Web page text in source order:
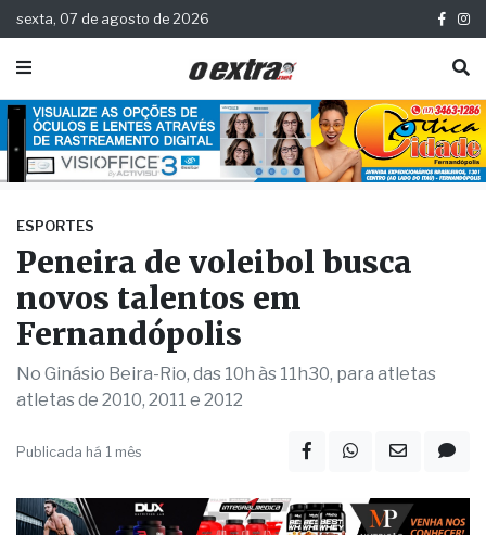
sexta, 07 de agosto de 2026
ESPORTES
Peneira de voleibol busca
novos talentos em
Fernandópolis
No Ginásio Beira-Rio, das 10h às 11h30, para atletas
atletas de 2010, 2011 e 2012
Publicada há 1 mês